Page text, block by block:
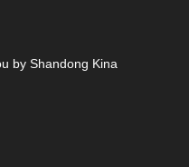
by Shandong Kina